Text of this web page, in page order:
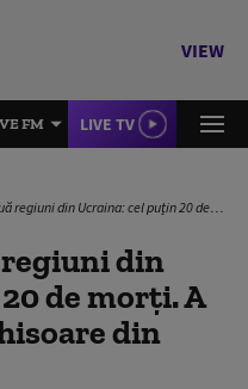
VIEW
FM LIVE TV
cel puțin 20 de morți. A fost vizată și o închisoare din Zaporojie
regiuni din
de morți. A
din